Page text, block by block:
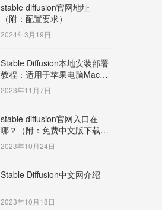
stable diffusion官网地址
（附：配置要求）
2024年3月19日
Stable Diffusion本地安装部署
教程：适用于苹果电脑Mac
OS系统M系列芯片：
MacBook/iMac等
2023年11月7日
stable diffusion官网入口在
哪？（附：免费中文版下载安
装教程）
2023年10月24日
Stable Diffusion中文网介绍
2023年10月18日